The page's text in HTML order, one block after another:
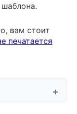
шаблона.
вам стоит
печатается